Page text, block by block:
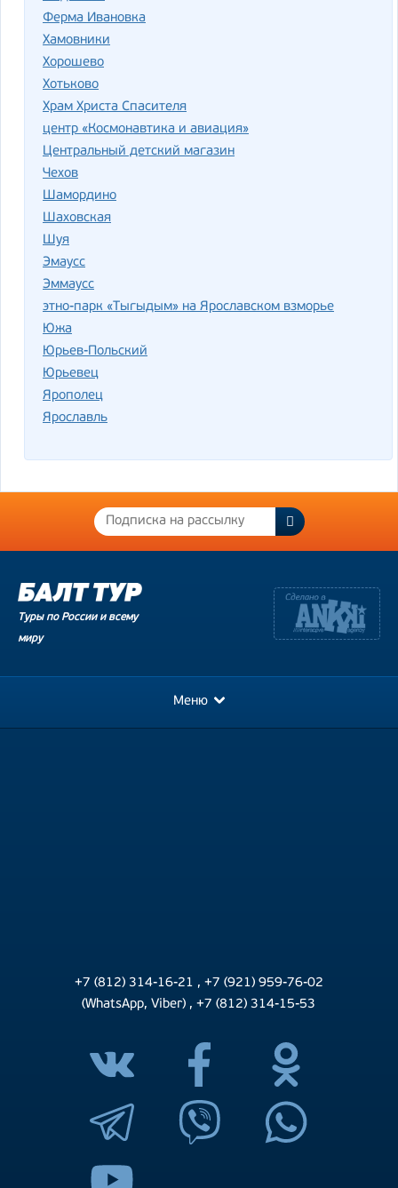
Ферма Ивановка
Хамовники
Хорошево
Хотьково
Храм Христа Спасителя
центр «Космонавтика и авиация»
Центральный детский магазин
Чехов
Шамордино
Шаховская
Шуя
Эмаусс
Эммаусс
этно-парк «Тыгыдым» на Ярославском взморье
Южа
Юрьев-Польский
Юрьевец
Ярополец
Ярославль
Туры по России и всему
миру
Меню
+7 (812) 314-16-21 , +7 (921) 959-76-02
(WhatsApp, Viber) ,+7 (812) 314-15-53